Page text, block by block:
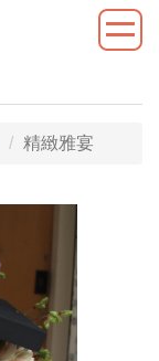
精緻雅宴